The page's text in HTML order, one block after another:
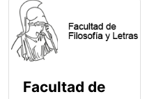
Facultad de